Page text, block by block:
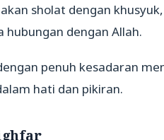
sholat dengan
hubungan dengan Allah.
penuh kesadaran
hati dan pikiran.